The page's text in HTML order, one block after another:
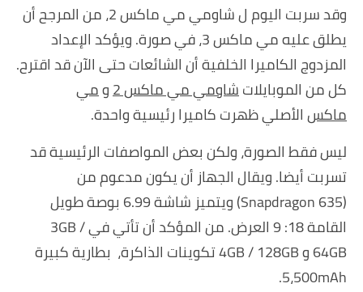
وقد سربت اليوم لشاومي
مي ماكس 2، من المرجح أن
يطلق عليه مي ماكس 3، في صورة. ويؤكد الإعداد
المزدوج الكاميرا الخلفية أن الشائعات حتى الآن قد اقترح.
كل منالموبايلاتشاومي مي ماكس 2 ومي
ماكسالأصلي ظهرت كاميرا رئيسية واحدة.
ليس فقط الصورة، ولكن بعض المواصفات الرئيسية قد
تسربت أيضا. ويقال الجهاز أن يكون مدعوم من
(Snapdragon 635) ويتميز شاشة 6.99 بوصة طويل
القامة 18: 9 العرض. من المؤكد أن تأتي في 3GB /
64GB و 4GB / 128GB تكوينات الذاكرة، بطارية كبيرة
5،500mAh.